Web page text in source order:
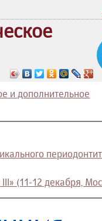
и дополнительное
(11-12 декабря,